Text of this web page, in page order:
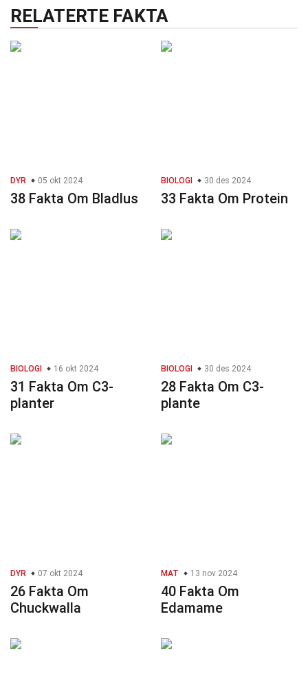
RELATERTE FAKTA
DYR 05 okt 2024
38 Fakta Om Bladlus
BIOLOGI 30 des 2024
33 Fakta Om Protein
BIOLOGI 16 okt 2024
31 Fakta Om C3-
planter
BIOLOGI 30 des 2024
28 Fakta Om C3-
plante
DYR 07 okt 2024
26 Fakta Om
Chuckwalla
MAT 13 nov 2024
40 Fakta Om
Edamame